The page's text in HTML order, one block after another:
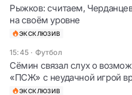
Рыжков: считаем,
на своём уровне
ЭКСКЛЮЗИВ
15:45 · Футбол
Сёмин связал слух о
«ПСЖ» с неудачной игрой
ЭКСКЛЮЗИВ